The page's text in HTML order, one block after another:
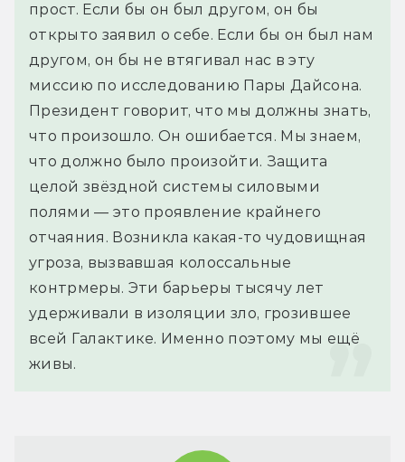
прост. Если бы он был другом, он бы
открыто заявил о себе. Если бы он был нам
другом, он бы не втягивал нас в эту
миссию по исследованию Пары Дайсона.
Президент говорит, что мы должны знать,
что произошло. Он ошибается. Мы знаем,
что должно было произойти. Защита
целой звёздной системы силовыми
полями — это проявление крайнего
отчаяния. Возникла какая-то чудовищная
угроза, вызвавшая колоссальные
контрмеры. Эти барьеры тысячу лет
удерживали в изоляции зло, грозившее
всей Галактике. Именно поэтому мы ещё
живы.